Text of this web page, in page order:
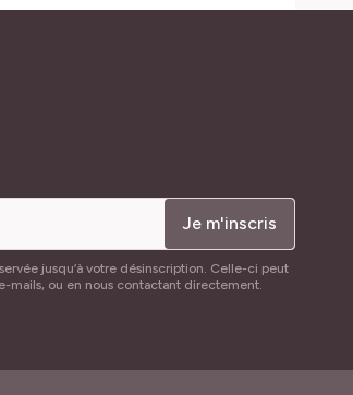
Je m'inscris
jusqu’à votre désinscription. Celle-ci peut
mails, ou en nous contactant directement.